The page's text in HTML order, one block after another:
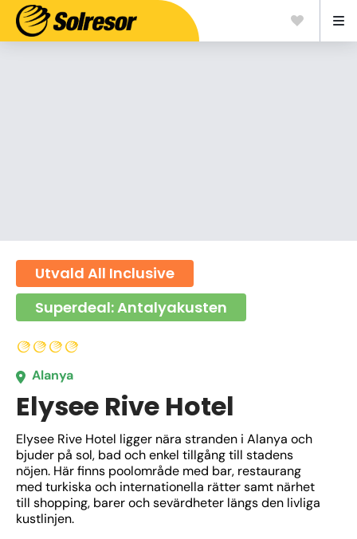
Utvald All Inclusive
Superdeal: Antalyakusten
Alanya
Elysee Rive Hotel
Elysee Rive Hotel ligger nära stranden i Alanya och
bjuder på sol, bad och enkel tillgång till stadens
nöjen. Här finns poolområde med bar, restaurang
med turkiska och internationella rätter samt närhet
till shopping, barer och sevärdheter längs den livliga
kustlinjen.